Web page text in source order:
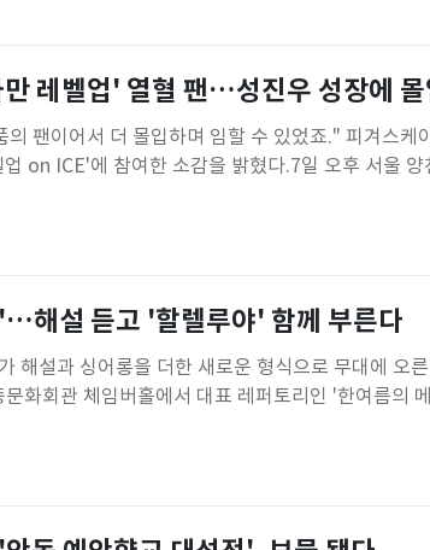
잡는 헌터로 변신했다. 국가대표 피겨 선수 차준환
레벨업' 열혈 팬…성진우 성장에
팬이어서 더 몰입하며 임할 수 있었죠." 피겨스케
on ICE'에 참여한 소감을 밝혔다.7일 오후 서울 양
진 안무감독 등 총 10명이 참석했다.차준환은 이 공
해설 듣고 '할렐루야' 함께 부른다
해설과 싱어롱을 더한 새로운 형식으로 무대에 오
화회관 체임버홀에서 대표 레퍼토리인 '한여름의
게 들려준다.올해는 관객과의 소통을 강화한 새로